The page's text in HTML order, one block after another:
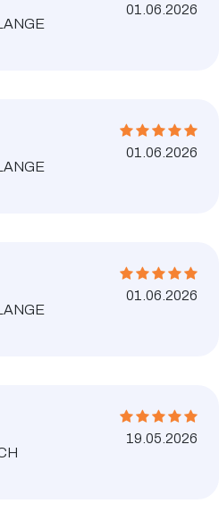
01.06.2026
01.06.2026
01.06.2026
19.05.2026